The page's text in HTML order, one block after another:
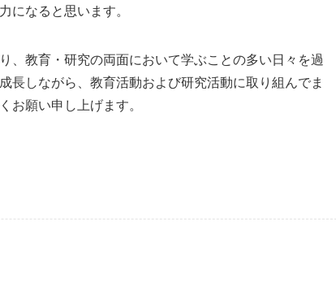
なると思います。
、教育・研究の両面において学ぶことの多い日々を過
長しながら、教育活動および研究活動に取り組んでま
お願い申し上げます。